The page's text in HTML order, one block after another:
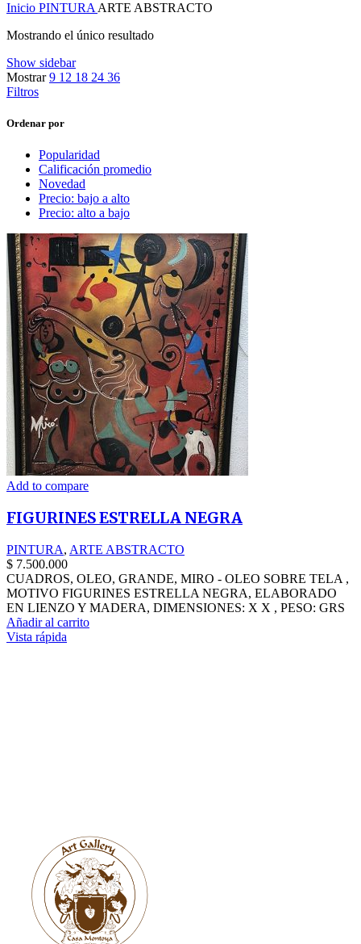
Inicio PINTURA ARTE ABSTRACTO
Mostrando el único resultado
Show sidebar
Mostrar9 12 18 24 36
Filtros
Ordenar por
Popularidad
Calificación promedio
Novedad
Precio: bajo a alto
Precio: alto a bajo
Add to compare
FIGURINES ESTRELLA NEGRA
PINTURA, ARTE ABSTRACTO
$ 7.500.000
CUADROS, OLEO, GRANDE, MIRO - OLEO SOBRE TELA ,
MOTIVO FIGURINES ESTRELLA NEGRA, ELABORADO
EN LIENZO Y MADERA, DIMENSIONES: X X , PESO: GRS
Añadir al carrito
Vista rápida